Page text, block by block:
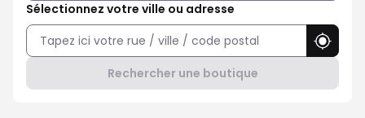
Sélectionnez votre ville ou adresse
Rechercher une boutique